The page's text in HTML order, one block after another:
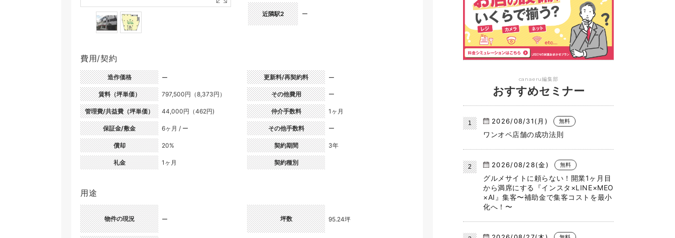
近隣駅2 ー
費用/契約
造作価格 ー
賃料（坪単価） 797,500円（8,373円）
管理費/共益費（坪単価） 44,000円（462円)
保証金/敷金 6ヶ月 / ー
償却 20%
礼金 1ヶ月
更新料/再契約料 ー
その他費用 ー
仲介手数料 1ヶ月
その他手数料 ー
契約期間 3年
契約種別
用途
物件の現況 ー 坪数 95.24坪
canaeru編集部
おすすめセミナー
2026/08/31(月) 無料
ワンオペ店舗の成功法則
2026/08/28(金) 無料
グルメサイトに頼らない！開業1ヶ月目
から満席にする『インスタ×LINE×MEO
×AI』集客〜補助金で集客コストを最小
化へ！〜